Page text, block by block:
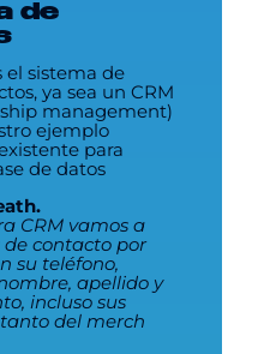
de
sistema de
ya sea un CRM
management)
ejemplo
para
de datos
CRM vamos a
contacto por
su teléfono,
apellido y
incluso sus
del merch